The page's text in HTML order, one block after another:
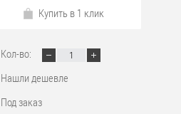
Купить в 1 клик
Кол-во:
Нашли дешевле
Под заказ